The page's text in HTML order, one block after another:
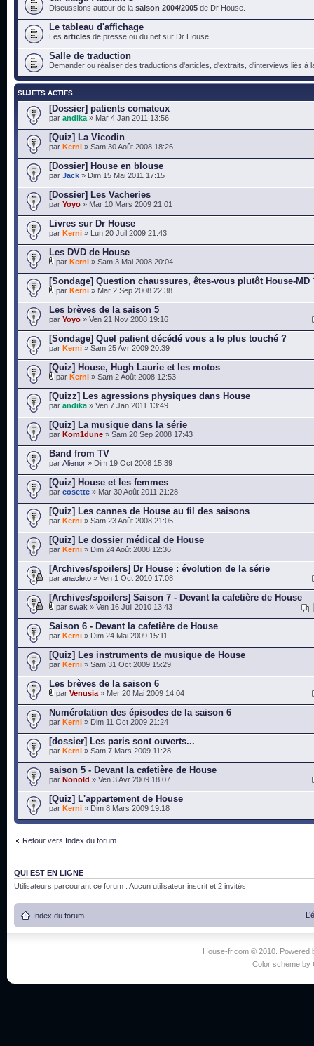
Discussions autour de la saison 2004/2005 de Dr House.
Le tableau d'affichage
Les articles de presse ou du net sur Dr House.
Salle de traduction
Demander ou réaliser des traductions d'articles, d'extraits, d'interviews liés à
SUJETS ACTIFS
[Dossier] patients comateux
par andika » Mar 4 Jan 2011 13:56
[Quiz] La Vicodin
par Kerni » Sam 30 Août 2008 18:26
[Dossier] House en blouse
par Jack » Dim 15 Mai 2011 17:15
[Dossier] Les Vacheries
par Yoyo » Mar 10 Mars 2009 21:01
Livres sur Dr House
par Kerni » Lun 20 Juil 2009 21:43
Les DVD de House
par Kerni » Sam 3 Mai 2008 20:04
[Sondage] Question chaussures, êtes-vous plutôt House-MD
par Kerni » Mar 2 Sep 2008 22:38
Les brèves de la saison 5
par Yoyo » Ven 21 Nov 2008 19:16
[Sondage] Quel patient décédé vous a le plus touché ?
par Kerni » Sam 25 Avr 2009 20:39
[Quiz] House, Hugh Laurie et les motos
par Kerni » Sam 2 Août 2008 12:53
[Quizz] Les agressions physiques dans House
par andika » Ven 7 Jan 2011 13:49
[Quiz] La musique dans la série
par Kom1dune » Sam 20 Sep 2008 17:43
Band from TV
par Alienor » Dim 19 Oct 2008 15:39
[Quiz] House et les femmes
par cosette » Mar 30 Août 2011 21:28
[Quiz] Les cannes de House au fil des saisons
par Kerni » Sam 23 Août 2008 21:05
[Quiz] Le dossier médical de House
par Kerni » Dim 24 Août 2008 12:36
[Archives/spoilers] Dr House : évolution de la série
par anacleto » Ven 1 Oct 2010 17:08
[Archives/spoilers] Saison 7 - Devant la cafetière de House
par swak » Ven 16 Juil 2010 13:43
Saison 6 - Devant la cafetière de House
par Kerni » Dim 24 Mai 2009 15:11
[Quiz] Les instruments de musique de House
par Kerni » Sam 31 Oct 2009 15:29
Les brèves de la saison 6
par Venusia » Mer 20 Mai 2009 14:04
Numérotation des épisodes de la saison 6
par Kerni » Dim 11 Oct 2009 21:24
[dossier] Les paris sont ouverts...
par Kerni » Sam 7 Mars 2009 11:28
saison 5 - Devant la cafetière de House
par Nonold » Ven 3 Avr 2009 18:07
[Quiz] L'appartement de House
par Kerni » Dim 8 Mars 2009 19:18
Retour vers Index du forum
QUI EST EN LIGNE
Utilisateurs parcourant ce forum : Aucun utilisateur inscrit et 2 invités
Index du forum
House-fr.com © 2010. Powered
Color scheme by